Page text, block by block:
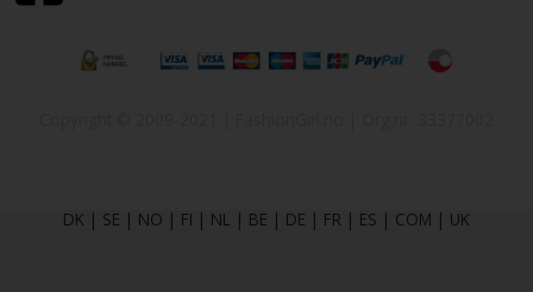
DK | SE | NO | FI | NL | BE | DE | FR | ES | COM | UK